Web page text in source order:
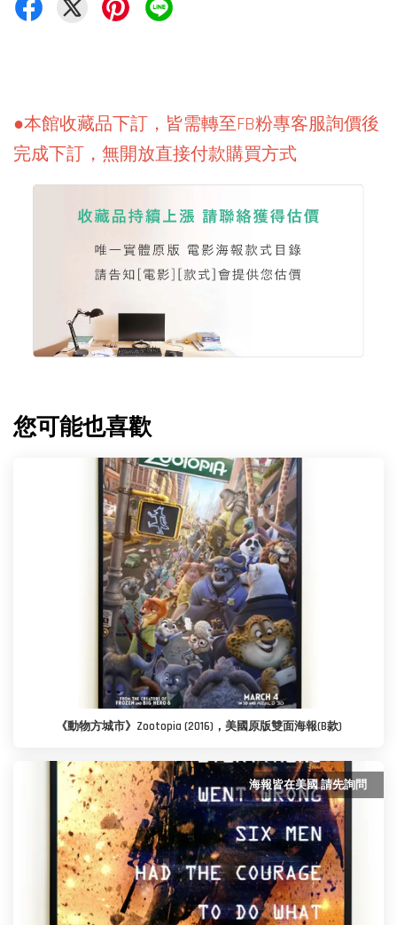
●本館收藏品下訂，皆需轉至FB粉專客服詢價後
完成下訂，無開放直接付款購買方式
您可能也喜歡
《動物方城市》Zootopia (2016)，美國原版雙面海報(B款)
海報皆在美國 請先詢問